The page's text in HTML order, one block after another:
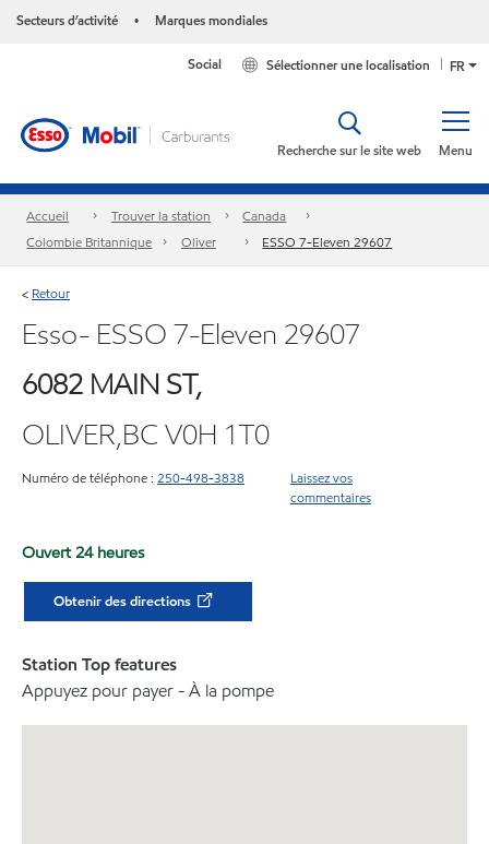
Secteurs d’activité • Marques mondiales
FR
Sélectionner une localisation
Social
Menu
Recherche sur le site web
Accueil Trouver la station
Canada
Colombie Britannique
Oliver ESSO 7-Eleven 29607
< Retour
Esso- ESSO 7-Eleven 29607
6082 MAIN ST,
OLIVER,BC V0H 1T0
Numéro de téléphone : 250-498-3838
Laissez vos
commentaires
Ouvert 24 heures
Obtenir des directions
Station Top features
Appuyez pour payer - À la pompe